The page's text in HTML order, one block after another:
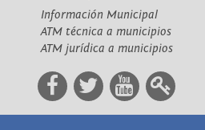
Información Municipal
ATM técnica a municipios
ATM jurídica a municipios